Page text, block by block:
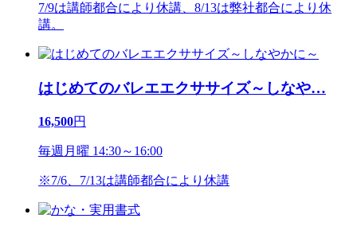
7/9は講師都合により休講、8/13は弊社都合により休
講。
はじめてのバレエエクササイズ～しなや…
16,500円
毎週月曜 14:30～16:00
※7/6、7/13は講師都合により休講